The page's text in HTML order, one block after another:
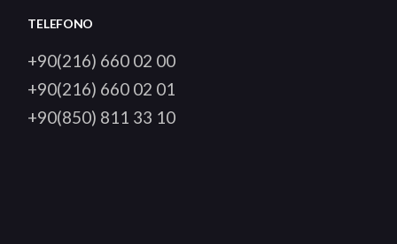
TELEFONO
+90(216) 660 02 00
+90(216) 660 02 01
+90(850) 811 33 10